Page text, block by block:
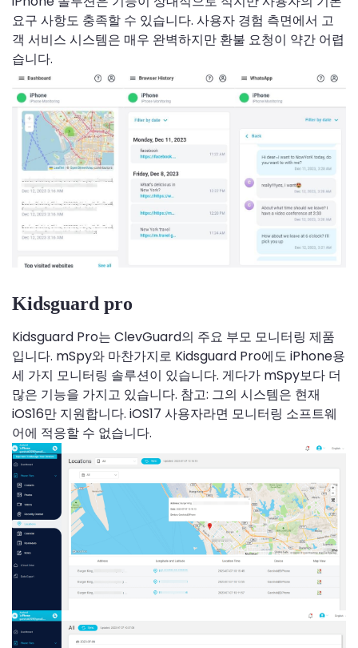
요구 사항도 충족할 수 있습니다. 사용자 경험 측면에서 고
객 서비스 시스템은 매우 완벽하지만 환불 요청이 약간 어렵
습니다.
Kidsguard pro
Kidsguard Pro는 ClevGuard의 주요 부모 모니터링 제품
입니다. mSpy와 마찬가지로 Kidsguard Pro에도 iPhone용
세 가지 모니터링 솔루션이 있습니다. 게다가 mSpy보다 더
많은 기능을 가지고 있습니다. 참고: 그의 시스템은 현재
iOS16만 지원합니다. iOS17 사용자라면 모니터링 소프트웨
어에 적응할 수 없습니다.